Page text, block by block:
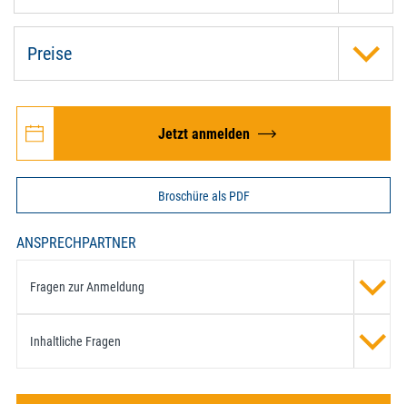
Preise
Jetzt anmelden
Broschüre als PDF
ANSPRECHPARTNER
Fragen zur Anmeldung
Inhaltliche Fragen